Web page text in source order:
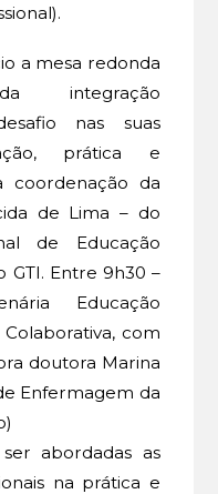
a mesa redonda
integração
nas suas
prática e
coordenação da
de Lima – do
de Educação
GTI. Entre 9h30 –
Educação
com
doutora Marina
Enfermagem da
abordadas as
na prática e